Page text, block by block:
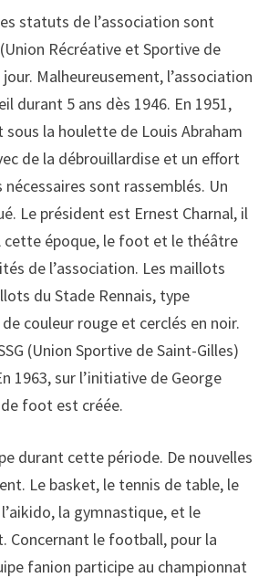
statuts de l’association sont
(Union Récréative et Sportive de
Malheureusement, l’association
durant 5 ans dès 1946. En 1951,
sous la houlette de Louis Abraham
de la débrouillardise et un effort
sont rassemblés. Un
Le président est Ernest Charnal, il
cette époque, le foot et le théâtre
de l’association. Les maillots
du Stade Rennais, type
couleur rouge et cerclés en noir.
(Union Sportive de Saint-Gilles)
1963, sur l’initiative de George
foot est créée.
durant cette période. De nouvelles
Le basket, le tennis de table, le
la gymnastique, et le
Concernant le football, pour la
fanion participe au championnat